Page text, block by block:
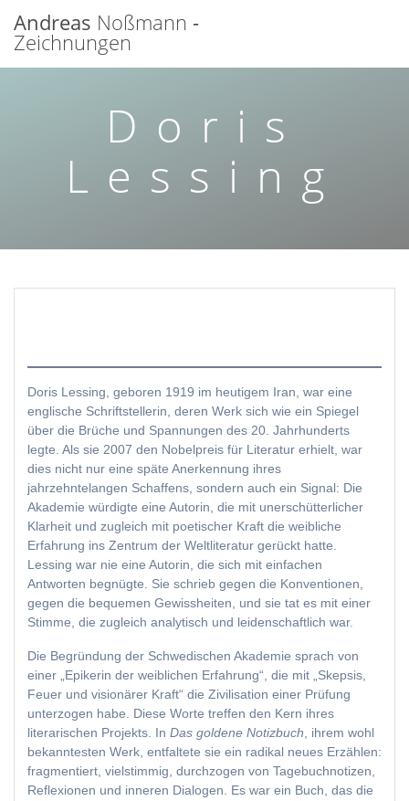
Andreas Noßmann -
Zeichnungen
Doris
Lessing
Doris Lessing, geboren 1919 im heutigem Iran, war eine
englische Schriftstellerin, deren Werk sich wie ein Spiegel
über die Brüche und Spannungen des 20. Jahrhunderts
legte. Als sie 2007 den Nobelpreis für Literatur erhielt, war
dies nicht nur eine späte Anerkennung ihres
jahrzehntelangen Schaffens, sondern auch ein Signal: Die
Akademie würdigte eine Autorin, die mit unerschütterlicher
Klarheit und zugleich mit poetischer Kraft die weibliche
Erfahrung ins Zentrum der Weltliteratur gerückt hatte.
Lessing war nie eine Autorin, die sich mit einfachen
Antworten begnügte. Sie schrieb gegen die Konventionen,
gegen die bequemen Gewissheiten, und sie tat es mit einer
Stimme, die zugleich analytisch und leidenschaftlich war.
Die Begründung der Schwedischen Akademie sprach von
einer „Epikerin der weiblichen Erfahrung“, die mit „Skepsis,
Feuer und visionärer Kraft“ die Zivilisation einer Prüfung
unterzogen habe. Diese Worte treffen den Kern ihres
literarischen Projekts. In Das goldene Notizbuch , ihrem wohl
bekanntesten Werk, entfaltete sie ein radikal neues Erzählen:
fragmentiert, vielstimmig, durchzogen von Tagebuchnotizen,
Reflexionen und inneren Dialogen. Es war ein Buch, das die